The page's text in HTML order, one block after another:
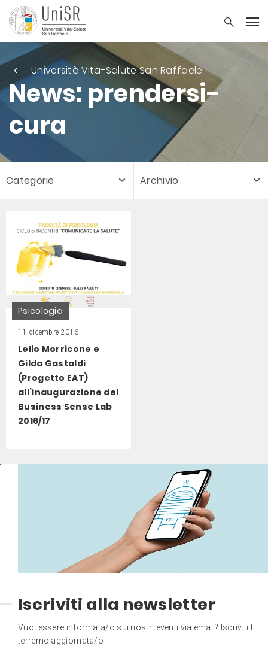
Università Vita-Salute San Raffaele
News: prendersi-
cura
Categorie Archivio
Psicologia
11 dicembre 2016
Lelio Morricone e
Gilda Gastaldi
(Progetto EAT)
all’inaugurazione del
Business Sense Lab
2016/17
Iscriviti alla newsletter
Vuoi essere informata/o sui nostri eventi via email? Iscriviti ti
terremo aggiornata/o